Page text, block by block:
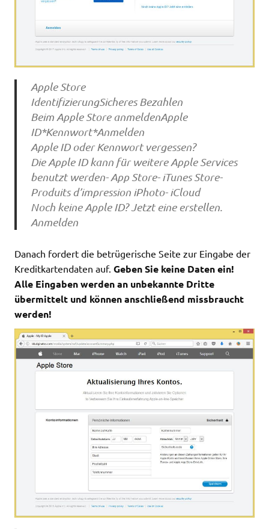
Apple Store
IdentifizierungSicheres Bezahlen
Beim Apple Store anmeldenApple
ID*Kennwort*Anmelden
Apple ID oder Kennwort vergessen?
Die Apple ID kann für weitere Apple Services
benutzt werden- App Store- iTunes Store-
Produits d’impression iPhoto- iCloud
Noch keine Apple ID? Jetzt eine erstellen.
Anmelden
Danach fordert die betrügerische Seite zur Eingabe der
Kreditkartendaten auf. Geben Sie keine Daten ein!
Alle Eingaben werden an unbekannte Dritte
übermittelt und können anschließend missbraucht
werden!